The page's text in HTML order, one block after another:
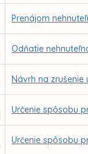
Prenájom
Odňatie
Návrh na
Určenie spôsobu
Určenie spôsobu